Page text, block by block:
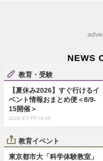
NEWS
教育・受験
【夏休み2026】すぐ行けるイ
ベント情報おまとめ便＜8/9-
15開催＞
2026.8.7 Fri 19:45
教育イベント
東京都市大「科学体験教室」